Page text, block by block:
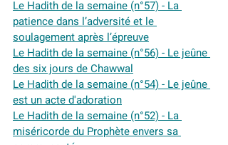
Le Hadith de la semaine (n°57) - La
patience dans l’adversité et le
soulagement après l’épreuve
Le Hadith de la semaine (n°56) - Le jeûne
des six jours de Chawwal
Le Hadith de la semaine (n°54) - Le jeûne
est un acte d'adoration
Le Hadith de la semaine (n°52) - La
miséricorde du Prophète envers sa